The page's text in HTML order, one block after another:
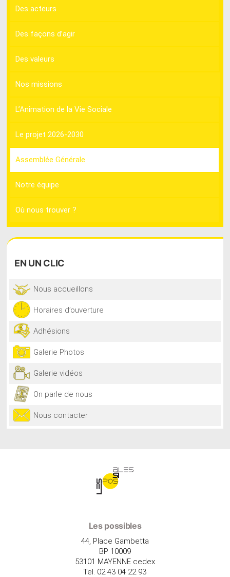
Des acteurs
Des façons d’agir
Des valeurs
Nos missions
L’Animation de la Vie Sociale
Le projet 2026-2030
Assemblée Générale
Notre équipe
Où nous trouver ?
EN UN CLIC
Nous accueillons
Horaires d’ouverture
Adhésions
Galerie Photos
Galerie vidéos
On parle de nous
Nous contacter
Les possibles
44, Place Gambetta
BP 10009
53101 MAYENNE cedex
Tel. 02 43 04 22 93